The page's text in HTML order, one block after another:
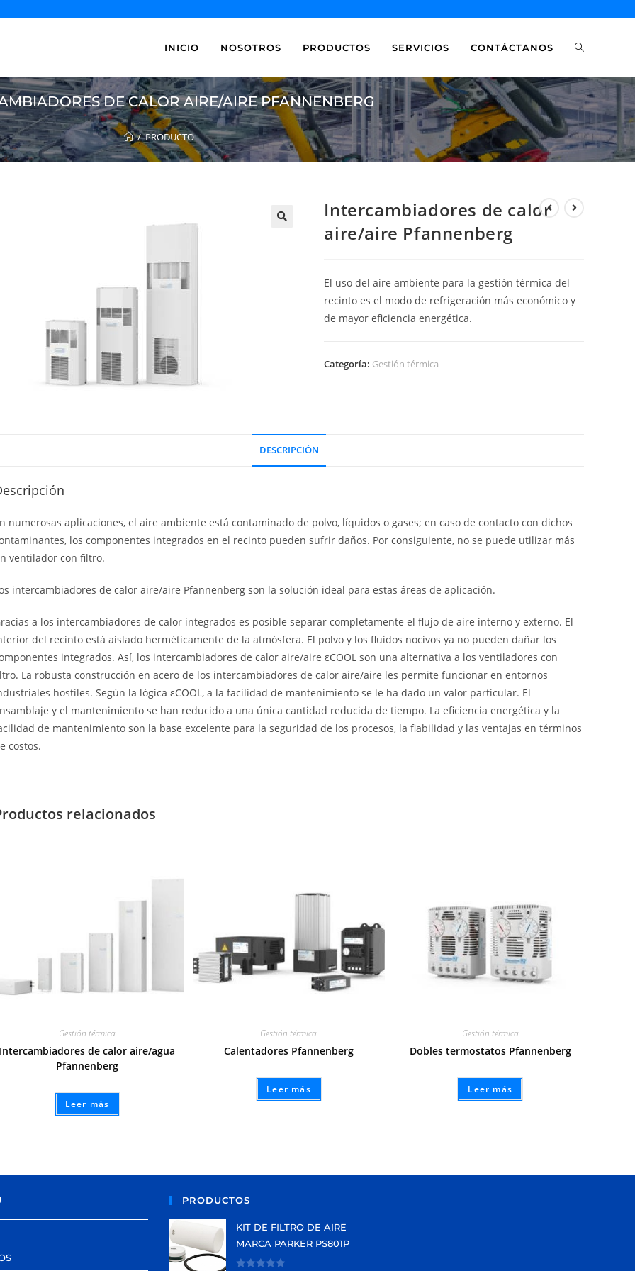
INICIO NOSOTROS PRODUCTOS SERVICIOS CONTÁCTANOS
DE CALOR AIRE/AIRE PFANNENBERG
/ PRODUCTO
Intercambiadores de calor
aire/aire Pfannenberg
El uso del aire ambiente para la gestión térmica del
recinto es el modo de refrigeración más económico y
de mayor eficiencia energética.
Categoría: Gestión térmica
DESCRIPCIÓN
numerosas aplicaciones, el aire ambiente está contaminado de polvo, líquidos o gases; en caso de contacto con dichos
los componentes integrados en el recinto pueden sufrir daños. Por consiguiente, no se puede utilizar más
ventilador con filtro.
intercambiadores de calor aire/aire Pfannenberg son la solución ideal para estas áreas de aplicación.
a los intercambiadores de calor integrados es posible separar completamente el flujo de aire interno y externo. El
del recinto está aislado herméticamente de la atmósfera. El polvo y los fluidos nocivos ya no pueden dañar los
integrados. Así, los intercambiadores de calor aire/aire εCOOL son una alternativa a los ventiladores con
La robusta construcción en acero de los intercambiadores de calor aire/aire les permite funcionar en entornos
hostiles. Según la lógica εCOOL, a la facilidad de mantenimiento se le ha dado un valor particular. El
y el mantenimiento se han reducido a una única cantidad reducida de tiempo. La eficiencia energética y la
de mantenimiento son la base excelente para la seguridad de los procesos, la fiabilidad y las ventajas en términos
costos.
relacionados
Gestión térmica
Intercambiadores de calor aire/agua
Pfannenberg
Leer más
Gestión térmica
Calentadores Pfannenberg
Leer más
Gestión térmica
Dobles termostatos Pfannenberg
Leer más
PRODUCTOS
KIT DE FILTRO DE AIRE
MARCA PARKER PS801P